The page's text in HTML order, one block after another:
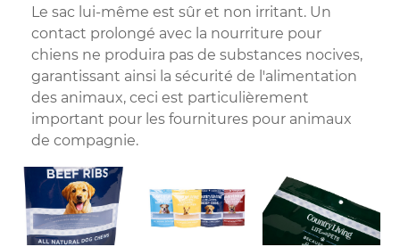
Le sac lui-même est sûr et non irritant. Un
contact prolongé avec la nourriture pour
chiens ne produira pas de substances nocives,
garantissant ainsi la sécurité de l'alimentation
des animaux, ceci est particulièrement
important pour les fournitures pour animaux
de compagnie.